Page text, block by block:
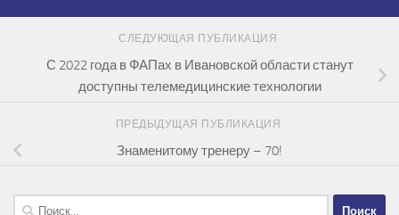
СЛЕДУЮЩАЯ ПУБЛИКАЦИЯ
С 2022 года в ФАПах в Ивановской области станут
доступны телемедицинские технологии
ПРЕДЫДУЩАЯ ПУБЛИКАЦИЯ
Знаменитому тренеру – 70!
Найти: